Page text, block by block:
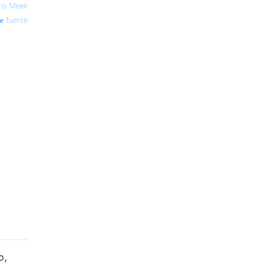
Meek
fuente